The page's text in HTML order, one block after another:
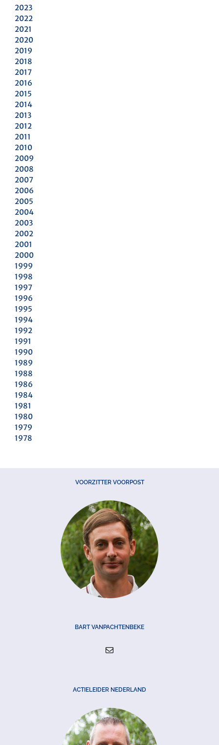
2023
2022
2021
2020
2019
2018
2017
2016
2015
2014
2013
2012
2011
2010
2009
2008
2007
2006
2005
2004
2003
2002
2001
2000
1999
1998
1997
1996
1995
1994
1992
1991
1990
1989
1988
1986
1984
1981
1980
1979
1978
VOORZITTER VOORPOST
BART VANPACHTENBEKE
ACTIELEIDER NEDERLAND